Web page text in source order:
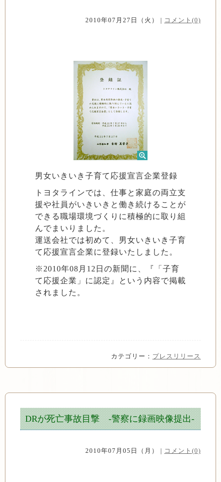
2010年07月27日（火） | コメント(0)
男女いきいき子育て応援宣言企業登録
トヨタラインでは、仕事と家庭の両立支
援や社員がいきいきと働き続けることが
できる職場環境づくりに積極的に取り組
んでまいりました。
運送会社では初めて、男女いきいき子育
て応援宣言企業に登録いたしました。
※2010年08月12日の新聞に、『「子育
て応援企業」に認定』という内容で掲載
されました。
カテゴリー： プレスリリース
DRが死亡事故目撃 -警察に録画映像提出-
2010年07月05日（月） | コメント(0)